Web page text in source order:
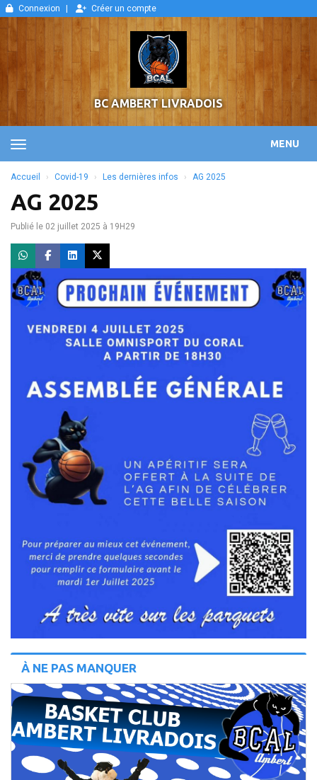
Connexion Créer un compte
BC AMBERT LIVRADOIS
MENU
Accueil Covid-19 Les dernières infos AG 2025
AG 2025
Publié le 02 juillet 2025 à 19H29
À NE PAS MANQUER
Panneau de gestion des cookies